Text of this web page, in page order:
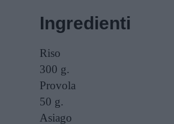
Ingredienti
Riso
300 g.
Provola
50 g.
Asiago